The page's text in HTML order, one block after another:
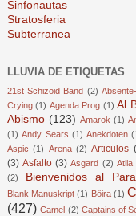
Sinfonautas
Stratosferia
Subterranea
LLUVIA DE ETIQUETAS
21st Schizoid Band (2)
Crying (1) Agenda Prog (1) Al
Abismo (123) Amarok (1)
(1) Andy Sears (1) Anekdoten
Aspic (1) Arena (2) Articulos
(3) Asfalto (3) Asgard (2) Atila
(2)
Bienvenidos al
Blank Manuskript (1) Böira (1)
(427) Camel (2) Captains of